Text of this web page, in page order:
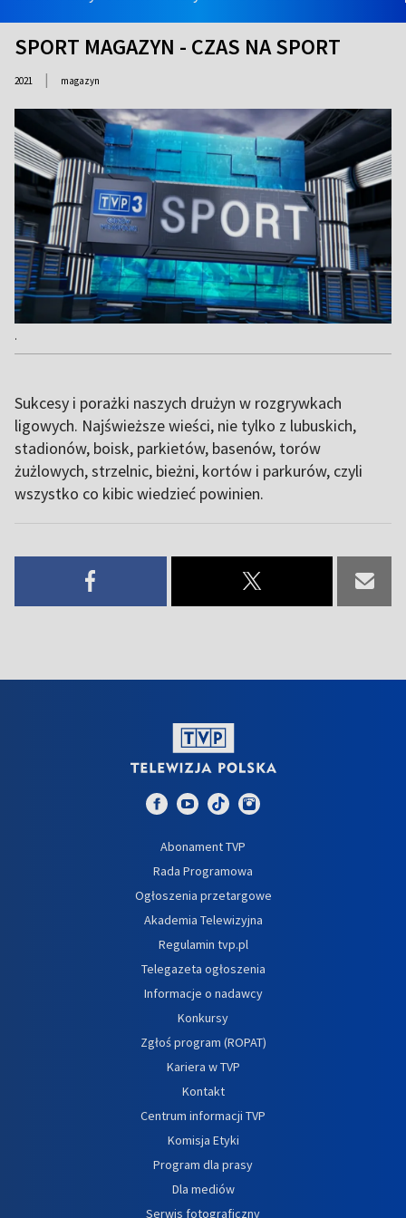
SPORT MAGAZYN - CZAS NA SPORT
2021 | magazyn
.
Sukcesy i porażki naszych drużyn w rozgrywkach
ligowych. Najświeższe wieści, nie tylko z lubuskich,
stadionów, boisk, parkietów, basenów, torów
żużlowych, strzelnic, bieżni, kortów i parkurów, czyli
wszystko co kibic wiedzieć powinien.
Abonament TVP
Rada Programowa
Ogłoszenia przetargowe
Akademia Telewizyjna
Regulamin tvp.pl
Telegazeta ogłoszenia
Informacje o nadawcy
Konkursy
Zgłoś program (ROPAT)
Kariera w TVP
Kontakt
Centrum informacji TVP
Komisja Etyki
Program dla prasy
Dla mediów
Serwis fotograficzny